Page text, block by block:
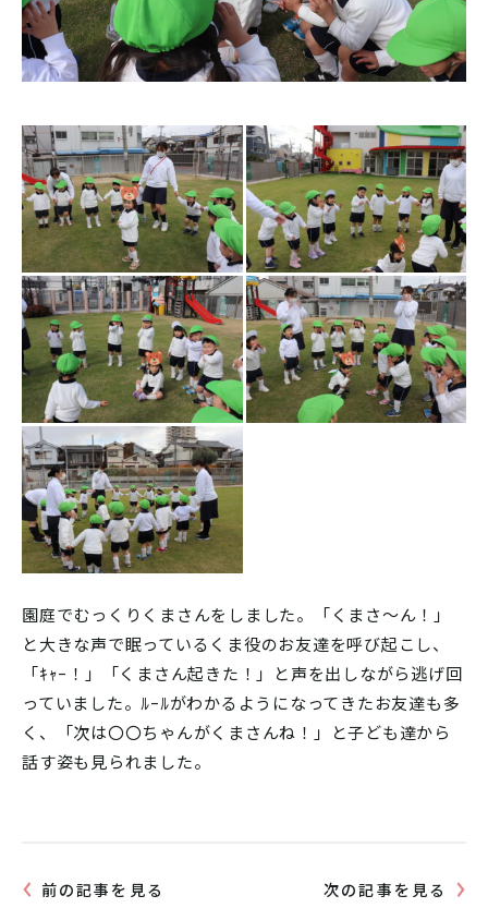
園庭でむっくりくまさんをしました。「くまさ～ん！」
と大きな声で眠っているくま役のお友達を呼び起こし、
「ｷｬｰ！」「くまさん起きた！」と声を出しながら逃げ回
っていました。ﾙｰﾙがわかるようになってきたお友達も多
く、「次は〇〇ちゃんがくまさんね！」と子ども達から
話す姿も見られました。
前の記事を見る 次の記事を見る